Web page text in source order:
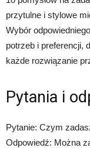
przytulne i stylowe
Wybór
potrzeb i preferencji,
każde rozwiązanie
Pytania i
Pytanie: Czym
Odpowiedź: Można